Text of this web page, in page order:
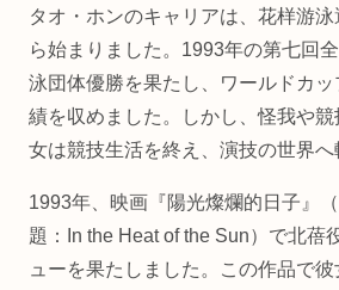
タオ・ホンのキャリアは、花样游
ら始まりました。1993年の第七回
泳団体優勝を果たし、ワールドカ
績を収めました。しかし、怪我や
女は競技生活を終え、演技の世界へ
1993年、映画『陽光燦爛的日子』
題：In the Heat of the Sun）で北蓓
ューを果たしました。この作品で